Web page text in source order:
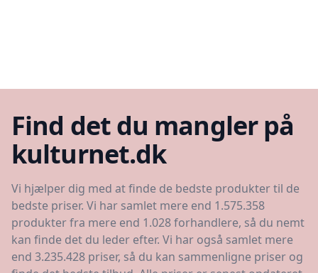
Find det du mangler på
kulturnet.dk
Vi hjælper dig med at finde de bedste produkter til de
bedste priser. Vi har samlet mere end 1.575.358
produkter fra mere end 1.028 forhandlere, så du nemt
kan finde det du leder efter. Vi har også samlet mere
end 3.235.428 priser, så du kan sammenligne priser og